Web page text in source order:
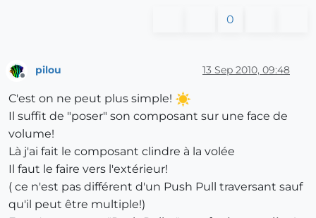
0
Offline
pilou 13 Sep 2010, 09:48
C'est on ne peut plus simple!
Il suffit de "poser" son composant sur une face de
volume!
Là j'ai fait le composant clindre à la volée
Il faut le faire vers l'extérieur!
( ce n'est pas différent d'un Push Pull traversant sauf
qu'il peut être multiple!)